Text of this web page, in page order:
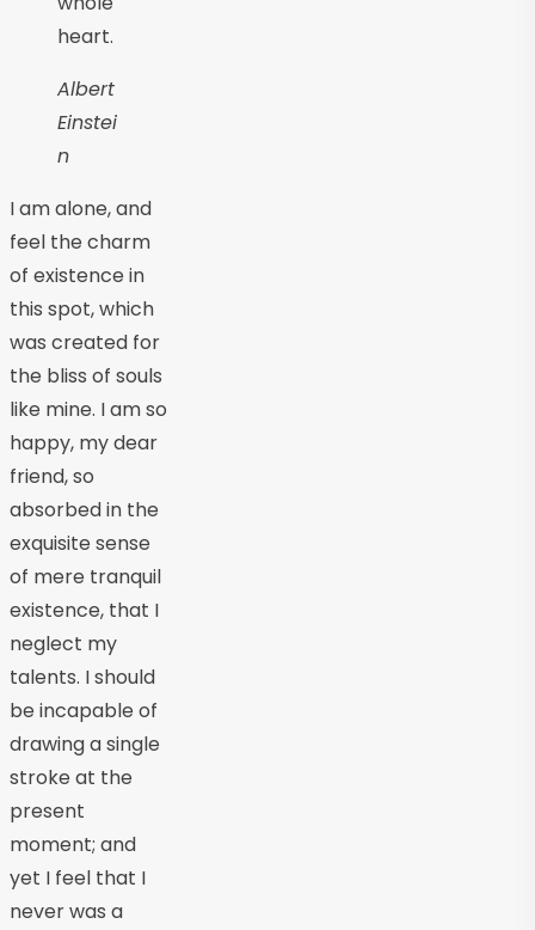
heart.
Albert
Einstei
n
I am alone, and
feel the charm
of existence in
this spot, which
was created for
the bliss of souls
like mine. I am so
happy, my dear
friend, so
absorbed in the
exquisite sense
of mere tranquil
existence, that I
neglect my
talents. I should
be incapable of
drawing a single
stroke at the
present
moment; and
yet I feel that I
never was a